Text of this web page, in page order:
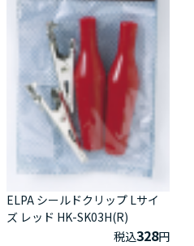
ELPA シールドクリップ Lサイ
ズ レッド HK-SK03H(R)
税込328円